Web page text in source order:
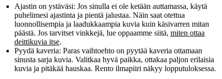
Ajastin on ystäväsi: Jos sinulla ei ole ketään auttamassa, käytä
puhelimesi ajastinta ja pientä jalustaa. Näin saat otettua
luonnollisempia ja laadukkaampia kuvia kuin käsivarren mitan
päästä. Jos tarvitset vinkkejä, lue oppaamme siitä, miten ottaa
deittikuvia itse.
Pyydä kaveria: Paras vaihtoehto on pyytää kaveria ottamaan
sinusta sarja kuvia. Valitkaa hyvä paikka, ottakaa paljon erilaisia
kuvia ja pitäkää hauskaa. Rento ilmapiiri näkyy lopputuloksessa.